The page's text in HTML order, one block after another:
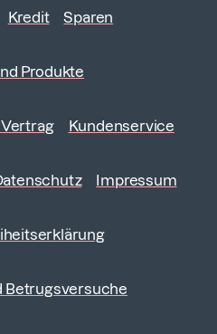
Kredit Sparen
Produkte
Kundenservice
Impressum
Betrugsversuche